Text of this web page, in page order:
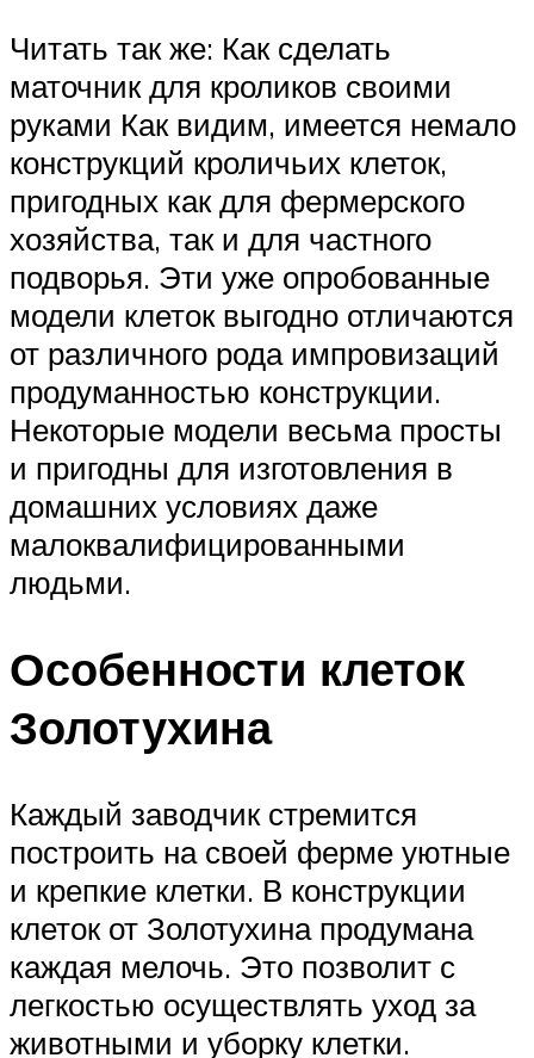
Читать так же: Как сделать
маточник для кроликов своими
руками Как видим, имеется немало
конструкций кроличьих клеток,
пригодных как для фермерского
хозяйства, так и для частного
подворья. Эти уже опробованные
модели клеток выгодно отличаются
от различного рода импровизаций
продуманностью конструкции.
Некоторые модели весьма просты
и пригодны для изготовления в
домашних условиях даже
малоквалифицированными
людьми.
Особенности клеток
Золотухина
Каждый заводчик стремится
построить на своей ферме уютные
и крепкие клетки. В конструкции
клеток от Золотухина продумана
каждая мелочь. Это позволит с
легкостью осуществлять уход за
животными и уборку клетки.